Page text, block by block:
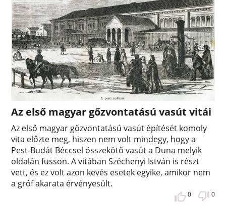
Az első magyar gőzvontatású vasút vitái
Az első magyar gőzvontatású vasút építését komoly
vita előzte meg, hiszen nem volt mindegy, hogy a
Pest-Budát Béccsel összekötő vasút a Duna melyik
oldalán fusson. A vitában Széchenyi István is részt
vett, és ez volt azon kevés esetek egyike, amikor nem
a gróf akarata érvényesült.
0 0